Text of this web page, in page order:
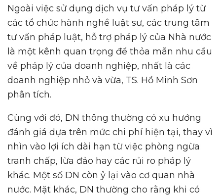
Ngoài việc sử dụng dịch vụ tư vấn pháp lý từ
các tổ chức hành nghề luật sư, các trung tâm
tư vấn pháp luật, hỗ trợ pháp lý của Nhà nước
là một kênh quan trọng để thỏa mãn nhu cầu
về pháp lý của doanh nghiệp, nhất là các
doanh nghiệp nhỏ và vừa, TS. Hồ Minh Sơn
phân tích.
Cùng với đó, DN thông thường có xu hướng
đánh giá dựa trên mức chi phí hiện tại, thay vì
nhìn vào lợi ích dài hạn từ việc phòng ngừa
tranh chấp, lừa đảo hay các rủi ro pháp lý
khác. Một số DN còn ỷ lại vào cơ quan nhà
nước. Mặt khác, DN thường cho rằng khi có